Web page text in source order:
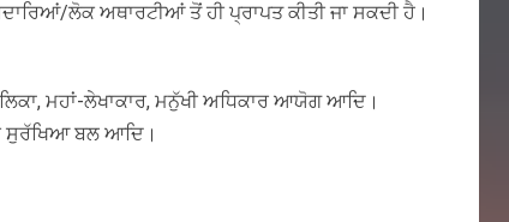
ਲੋਕ ਅਥਾਰਟੀਆਂ ਤੋਂ ਹੀ ਪ੍ਰਾਪਤ ਕੀਤੀ ਜਾ ਸਕਦੀ ਹੈ।
ਮਹਾਂ-ਲੇਖਾਕਾਰ, ਮਨੁੱਖੀ ਅਧਿਕਾਰ ਆਯੋਗ ਆਦਿ।
ਸੁਰੱਖਿਆ ਬਲ ਆਦਿ।